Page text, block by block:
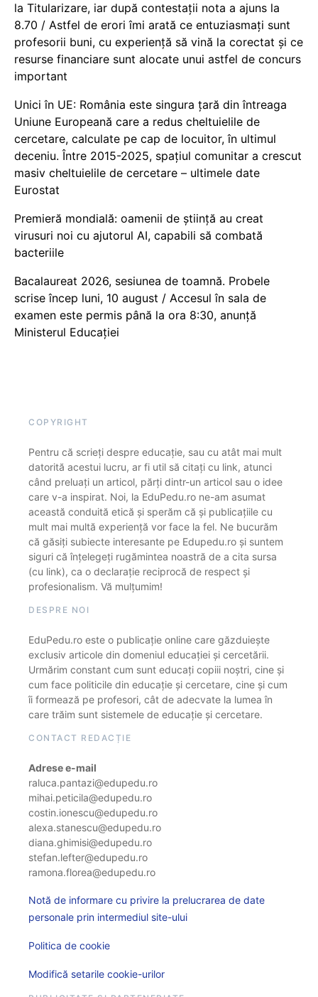
la Titularizare, iar după contestații nota a ajuns la
8.70 / Astfel de erori îmi arată ce entuziasmați sunt
profesorii buni, cu experiență să vină la corectat și ce
resurse financiare sunt alocate unui astfel de concurs
important
Unici în UE: România este singura țară din întreaga
Uniune Europeană care a redus cheltuielile de
cercetare, calculate pe cap de locuitor, în ultimul
deceniu. Între 2015-2025, spațiul comunitar a crescut
masiv cheltuielile de cercetare – ultimele date
Eurostat
Premieră mondială: oamenii de știință au creat
virusuri noi cu ajutorul AI, capabili să combată
bacteriile
Bacalaureat 2026, sesiunea de toamnă. Probele
scrise încep luni, 10 august / Accesul în sala de
examen este permis până la ora 8:30, anunță
Ministerul Educației
COPYRIGHT
Pentru că scrieți despre educație, sau cu atât mai mult
datorită acestui lucru, ar fi util să citați cu link, atunci
când preluați un articol, părți dintr-un articol sau o idee
care v-a inspirat. Noi, la EduPedu.ro ne-am asumat
această conduită etică și sperăm că și publicațiile cu
mult mai multă experiență vor face la fel. Ne bucurăm
că găsiți subiecte interesante pe Edupedu.ro și suntem
siguri că înțelegeți rugămintea noastră de a cita sursa
(cu link), ca o declarație reciprocă de respect și
profesionalism. Vă mulțumim!
DESPRE NOI
EduPedu.ro este o publicație online care găzduiește
exclusiv articole din domeniul educației și cercetării.
Urmărim constant cum sunt educați copiii noștri, cine și
cum face politicile din educație și cercetare, cine și cum
îi formează pe profesori, cât de adecvate la lumea în
care trăim sunt sistemele de educație și cercetare.
CONTACT REDACȚIE
Adrese e-mail
raluca.pantazi@edupedu.ro
mihai.peticila@edupedu.ro
costin.ionescu@edupedu.ro
alexa.stanescu@edupedu.ro
diana.ghimisi@edupedu.ro
stefan.lefter@edupedu.ro
ramona.florea@edupedu.ro
Notă de informare cu privire la prelucrarea de date
personale prin intermediul site-ului
Politica de cookie
Modifică setarile cookie-urilor